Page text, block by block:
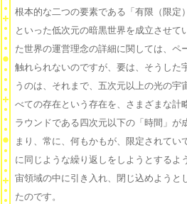
根本的な二つの要素である「有限（限定
といった低次元の暗黒世界を成立させて
た世界の運営理念の詳細に関しては、ペ
触れられないのですが、要は、そうした
うのは、それまで、五次元以上の光の宇
べての存在という存在を、さまざまな計
ラウンドである四次元以下の「時間」が
まり、常に、何もかもが、限定されてい
に同じような繰り返しをしようとするよ
宙領域の中に引き入れ、閉じ込めようと
たのです。